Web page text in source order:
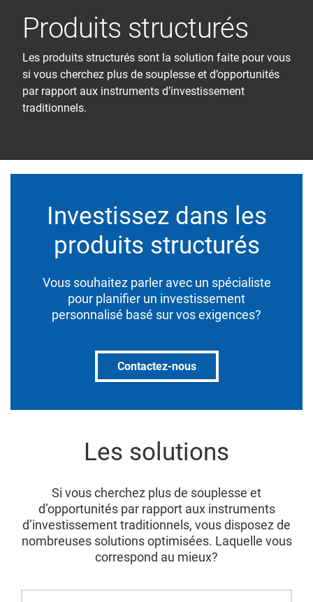
Produits structurés
Les produits structurés sont la solution faite pour vous
si vous cherchez plus de souplesse et d’opportunités
par rapport aux instruments d’investissement
traditionnels.
Investissez dans les
produits structurés
Vous souhaitez parler avec un spécialiste
pour planifier un investissement
personnalisé basé sur vos exigences?
Contactez-nous
Les solutions
Si vous cherchez plus de souplesse et
d’opportunités par rapport aux instruments
d’investissement traditionnels, vous disposez de
nombreuses solutions optimisées. Laquelle vous
correspond au mieux?